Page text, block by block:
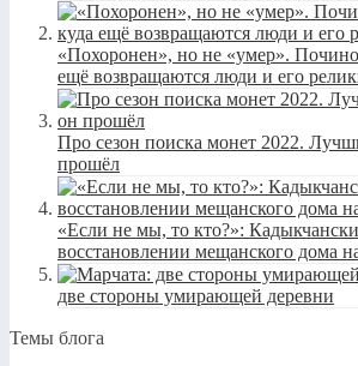
«Похоронен», но не «умер».
ещё возвращаются люди и его
Про сезон поиска монет 2022.
прошёл
«Если не мы, то кто?»:
восстановлении мещанского дома
две стороны умирающей деревни
Темы блога